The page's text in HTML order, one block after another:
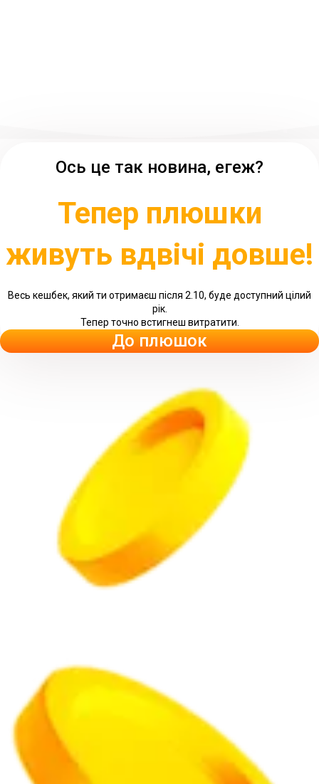
Ось це так новина, егеж?
Тепер плюшки
живуть вдвічі довше!
Весь кешбек, який ти отримаєш після 2.10, буде доступний цілий
рік.
Тепер точно встигнеш витратити.
До плюшок